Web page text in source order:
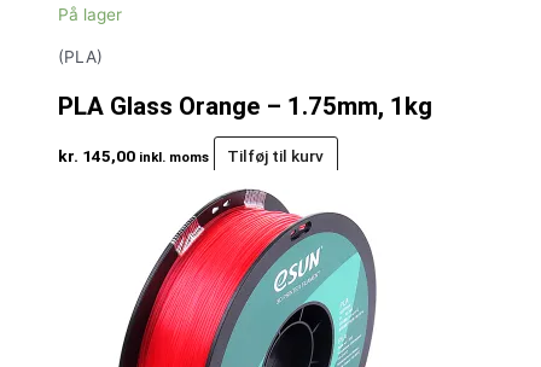
På lager
(PLA)
PLA Glass Orange – 1.75mm, 1kg
kr. 145,00 inkl. moms Tilføj til kurv